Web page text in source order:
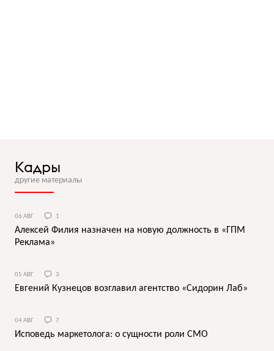
Кадры
другие материалы
06 АВГ 1
Алексей Филия назначен на новую должность в «ГПМ
Реклама»
05 АВГ 3
Евгений Кузнецов возглавил агентство «Сидорин Лаб»
04 АВГ 7
Исповедь маркетолога: о сущности роли СМО